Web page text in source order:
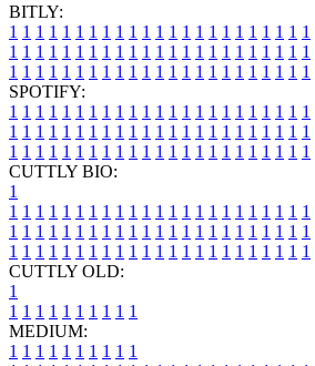
BITLY:
1 1 1 1 1 1 1 1 1 1 1 1 1 1 1 1 1 1 1 1 1 1 1
1 1 1 1 1 1 1 1 1 1 1 1 1 1 1 1 1 1 1 1 1 1 1
1 1 1 1 1 1 1 1 1 1 1 1 1 1 1 1 1 1 1 1 1 1 1
SPOTIFY:
1 1 1 1 1 1 1 1 1 1 1 1 1 1 1 1 1 1 1 1 1 1 1
1 1 1 1 1 1 1 1 1 1 1 1 1 1 1 1 1 1 1 1 1 1 1
1 1 1 1 1 1 1 1 1 1 1 1 1 1 1 1 1 1 1 1 1 1 1
CUTTLY BIO:
1
1 1 1 1 1 1 1 1 1 1 1 1 1 1 1 1 1 1 1 1 1 1 1
1 1 1 1 1 1 1 1 1 1 1 1 1 1 1 1 1 1 1 1 1 1 1
1 1 1 1 1 1 1 1 1 1 1 1 1 1 1 1 1 1 1 1 1 1 1
CUTTLY OLD:
1
1 1 1 1 1 1 1 1 1 1
MEDIUM:
1 1 1 1 1 1 1 1 1 1